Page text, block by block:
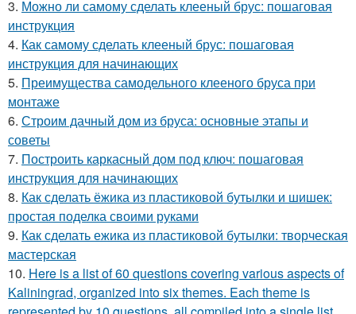
3. Можно ли самому сделать клееный брус: пошаговая
инструкция
4. Как самому сделать клееный брус: пошаговая
инструкция для начинающих
5. Преимущества самодельного клееного бруса при
монтаже
6. Строим дачный дом из бруса: основные этапы и
советы
7. Построить каркасный дом под ключ: пошаговая
инструкция для начинающих
8. Как сделать ёжика из пластиковой бутылки и шишек:
простая поделка своими руками
9. Как сделать ежика из пластиковой бутылки: творческая
мастерская
10. Here is a list of 60 questions covering various aspects of
Kaliningrad, organized into six themes. Each theme is